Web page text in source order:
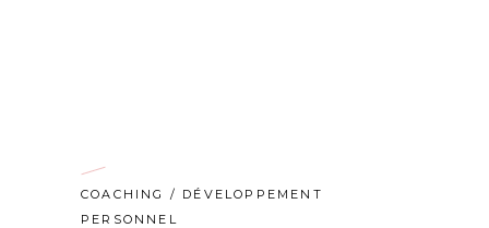
COACHING / DÉVELOPPEMENT
PERSONNEL